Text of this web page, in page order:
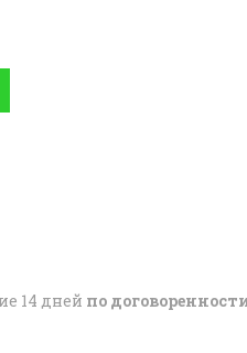
14 дней по